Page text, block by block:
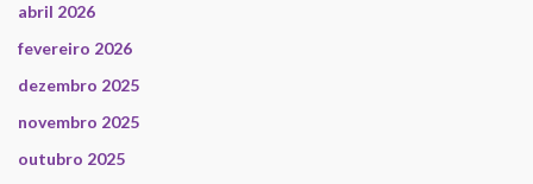
abril 2026
fevereiro 2026
dezembro 2025
novembro 2025
outubro 2025